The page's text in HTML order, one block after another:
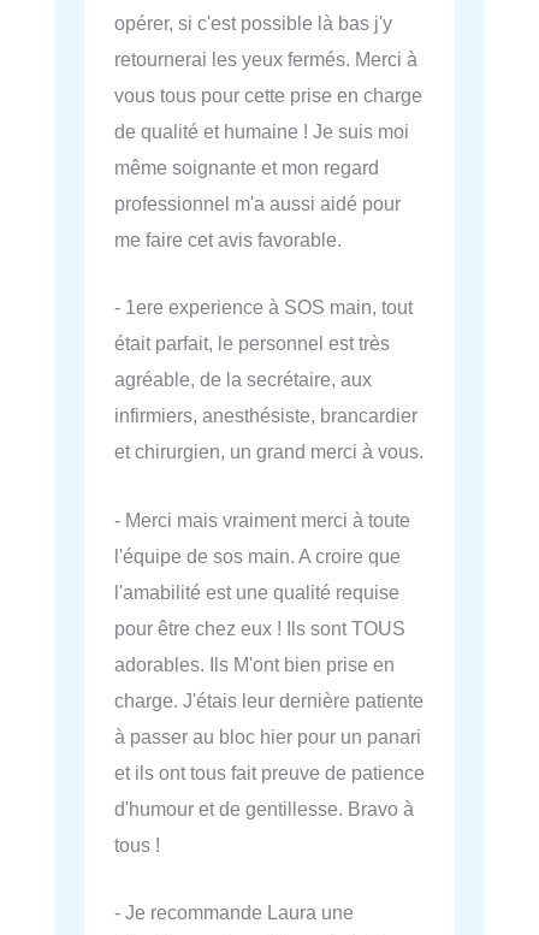
opérer, si c'est possible là bas j'y
retournerai les yeux fermés. Merci à
vous tous pour cette prise en charge
de qualité et humaine ! Je suis moi
même soignante et mon regard
professionnel m'a aussi aidé pour
me faire cet avis favorable.
- 1ere experience à SOS main, tout
était parfait, le personnel est très
agréable, de la secrétaire, aux
infirmiers, anesthésiste, brancardier
et chirurgien, un grand merci à vous.
- Merci mais vraiment merci à toute
l'équipe de sos main. A croire que
l'amabilité est une qualité requise
pour être chez eux ! Ils sont TOUS
adorables. Ils M'ont bien prise en
charge. J'étais leur dernière patiente
à passer au bloc hier pour un panari
et ils ont tous fait preuve de patience
d'humour et de gentillesse. Bravo à
tous !
- Je recommande Laura une